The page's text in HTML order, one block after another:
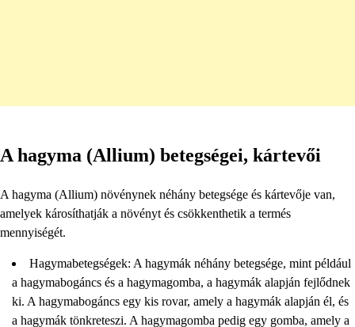
A hagyma (Allium) betegségei, kártevői
A hagyma (Allium) növénynek néhány betegsége és kártevője van,
amelyek károsíthatják a növényt és csökkenthetik a termés
mennyiségét.
Hagymabetegségek: A hagymák néhány betegsége, mint például
a hagymabogáncs és a hagymagomba, a hagymák alapján fejlődnek
ki. A hagymabogáncs egy kis rovar, amely a hagymák alapján él, és
a hagymák tönkreteszi. A hagymagomba pedig egy gomba, amely a